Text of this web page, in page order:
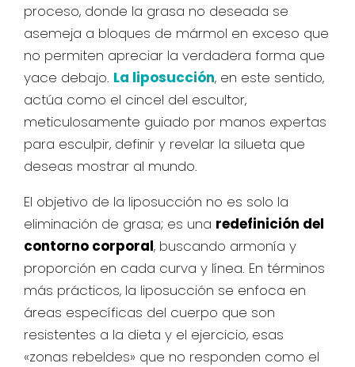
proceso, donde la grasa no deseada se
asemeja a bloques de mármol en exceso que
no permiten apreciar la verdadera forma que
yace debajo. La liposucción, en este sentido,
actúa como el cincel del escultor,
meticulosamente guiado por manos expertas
para esculpir, definir y revelar la silueta que
deseas mostrar al mundo.
El objetivo de la liposucción no es solo la
eliminación de grasa; es una redefinición del
contorno corporal, buscando armonía y
proporción en cada curva y línea. En términos
más prácticos, la liposucción se enfoca en
áreas específicas del cuerpo que son
resistentes a la dieta y el ejercicio, esas
«zonas rebeldes» que no responden como el